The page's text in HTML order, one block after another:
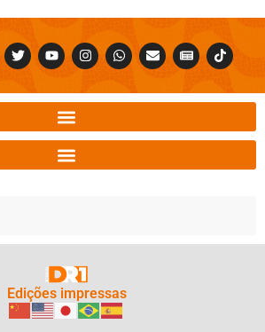
Edições impressas